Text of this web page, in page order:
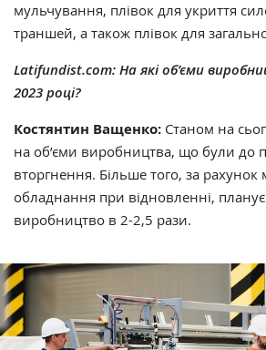
мульчування, плівок для укриття
траншей, а також плівок для
Latifundist.com: На які об’єми
2023 році?
Костянтин Ващенко: Станом на
на об’єми виробництва, що були до
вторгнення. Більше того, за рахунок
обладнання при відновленні,
виробництво в 2-2,5 рази.